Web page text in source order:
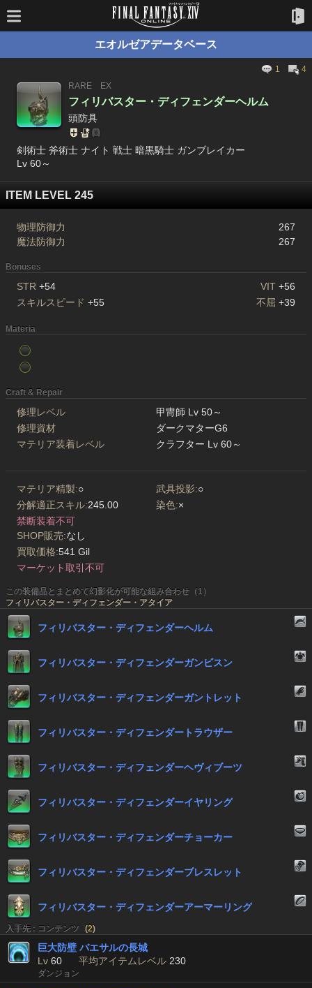
エオルゼアデータベース
1
4
RARE
EX
フィリバスター・ディフェンダーヘルム
頭防具
剣術士 斧術士 ナイト 戦士 暗黒騎士 ガンブレイカー
Lv 60～
ITEM LEVEL 245
物理防御力
267
魔法防御力
267
Bonuses
STR +54 VIT +56
スキルスピード +55 不屈 +39
Materia
Craft & Repair
修理レベル
甲冑師 Lv 50～
修理資材
ダークマターG6
マテリア装着レベル
クラフター Lv 60～
マテリア精製:○ 武具投影:○
分解適正スキル:245.00 染色:×
禁断装着不可
SHOP販売:なし
買取価格:541 Gil
マーケット取引不可
この装備品とまとめて幻影化が可能な組み合わせ（1）
フィリバスター・ディフェンダー・アタイア
フィリバスター・ディフェンダーヘルム
フィリバスター・ディフェンダーガンビスン
フィリバスター・ディフェンダーガントレット
フィリバスター・ディフェンダートラウザー
フィリバスター・ディフェンダーヘヴィブーツ
フィリバスター・ディフェンダーイヤリング
フィリバスター・ディフェンダーチョーカー
フィリバスター・ディフェンダーブレスレット
フィリバスター・ディフェンダーアーマーリング
入手先 : コンテンツ (2)
巨大防壁 バエサルの長城
Lv 60 平均アイテムレベル 230
ダンジョン